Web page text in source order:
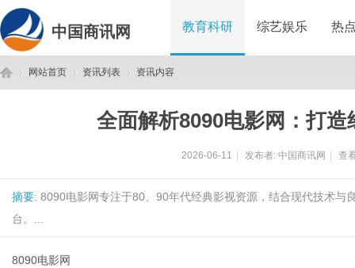
中国商讯网 教育科研 综艺娱乐 热
网站首页 资讯列表 资讯内容
全面解析8090电影网：打
2026-06-11 发布者: 中国商讯网 查
摘要: 8090电影网专注于80、90年代经典影视资源，结合现代技术
台。...
8090电影网